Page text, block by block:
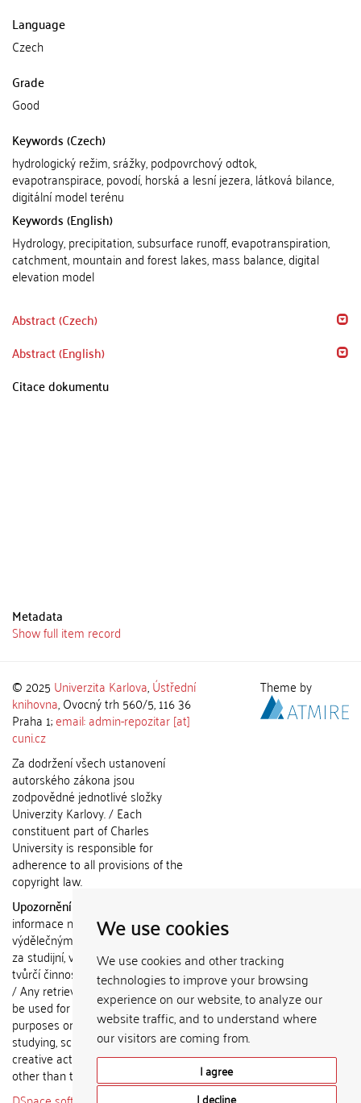
We use cookies
We use cookies and other tracking
technologies to improve your browsing
experience on our website, to analyze our
website traffic, and to understand where
our visitors are coming from.
I agree
I decline
Language
Czech
Grade
Good
Keywords (Czech)
hydrologický režim, srážky, podpovrchový odtok,
evapotranspirace, povodí, horská a lesní jezera, látková bilance,
digitální model terénu
Keywords (English)
Hydrology, precipitation, subsurface runoff, evapotranspiration,
catchment, mountain and forest lakes, mass balance, digital
elevation model
Abstract (Czech)
Abstract (English)
Citace dokumentu
Metadata
Show full item record
© 2025 Univerzita Karlova,Ústřední
knihovna, Ovocný trh 560/5, 116 36
Praha 1;email: admin-repozitar [at]
cuni.cz
Za dodržení všech ustanovení
autorského zákona jsou
zodpovědné jednotlivé složky
Univerzity Karlovy. / Each
constituent part of Charles
University is responsible for
adherence to all provisions of the
copyright law.
Upozornění / Notice:
informace nemohou být použity k
výdělečným účelům nebo vydávány
za studijní, vědeckou nebo jinou
tvůrčí činnost jiné osoby než autora.
/ Any retrieved information shall not
be used for any commercial
purposes or claimed as results of
studying, scientific or any other
creative activities of any person
other than the author.
Theme by